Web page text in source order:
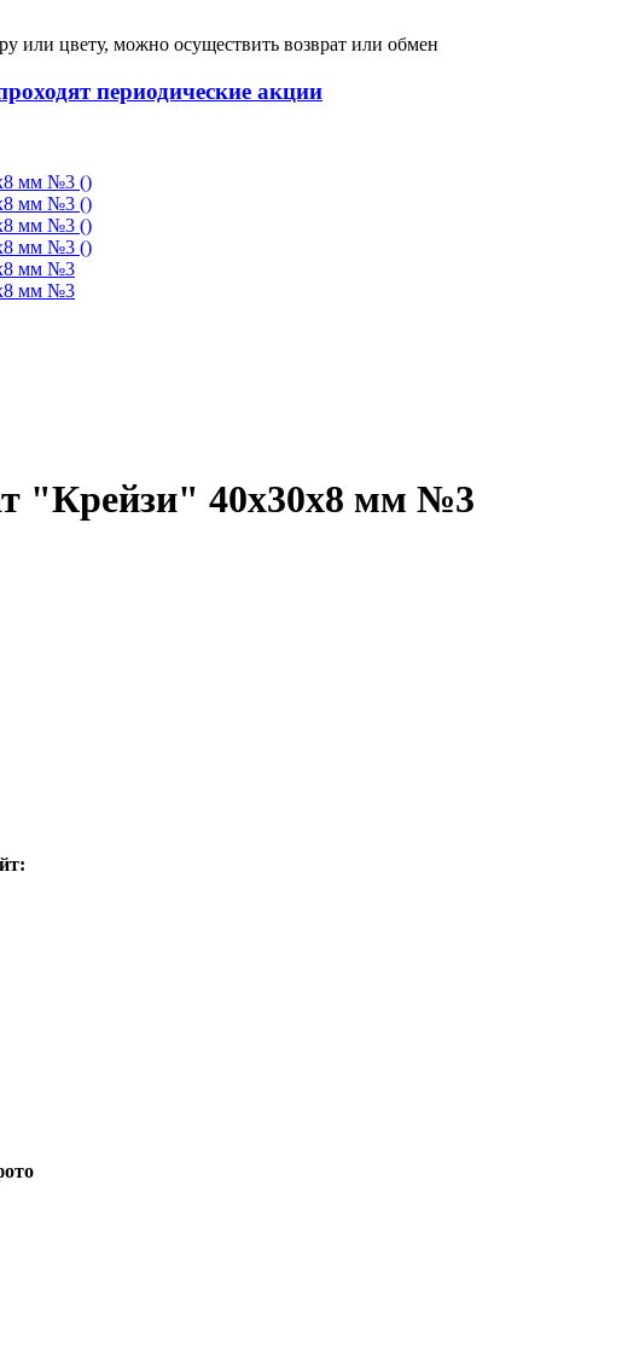
или цвету, можно осуществить возврат или обмен
периодические акции
"Крейзи" 40х30х8 мм №3